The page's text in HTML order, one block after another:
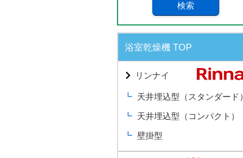
検索
浴室乾燥機 TOP
リンナイ
天井埋込型（スタンダード）
天井埋込型（コンパクト）
壁掛型